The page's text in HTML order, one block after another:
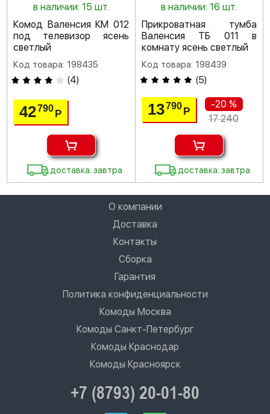
в наличии: 15 шт.
Комод Валенсия КМ 012
под телевизор ясень
светлый
Код товара: 198435
(4)
42790Р
доставка: завтра
в наличии: 16 шт.
Прикроватная тумба
Валенсия ТБ 011 в
комнату ясень светлый
Код товара: 198439
(5)
13790 Р
-20 %
17 240
доставка: завтра
О компании
Доставка
Контакты
Сборка
Гарантия
Политика конфиденциальности
Комоды Москва
Комоды Санкт-Петербург
Комоды Краснодар
Комоды Красноярск
+7 (8793) 20-01-80